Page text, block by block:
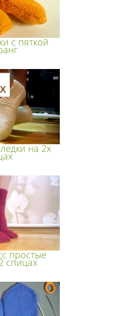
с пяткой
на 2х
простые
спицах